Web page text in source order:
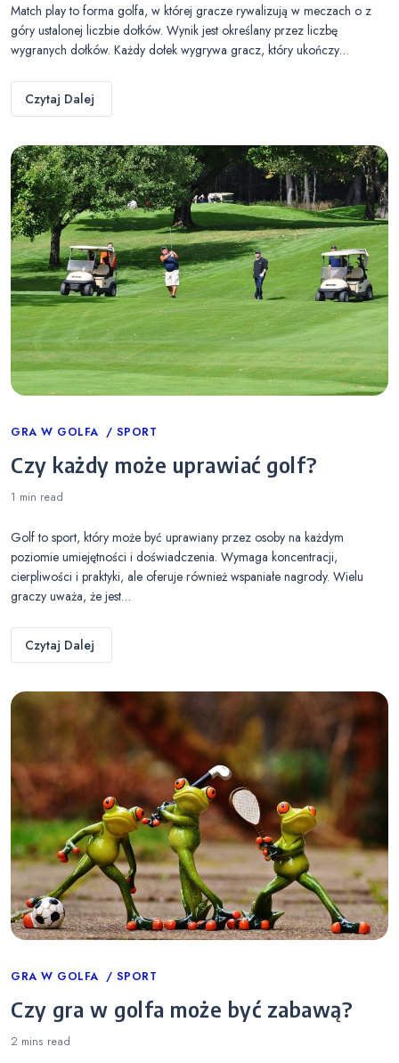
Match play to forma golfa, w której gracze rywalizują w meczach o z
góry ustalonej liczbie dołków. Wynik jest określany przez liczbę
wygranych dołków. Każdy dołek wygrywa gracz, który ukończy…
Czytaj Dalej
Categories
GRA W GOLFA SPORT
Czy każdy może uprawiać golf?
1 min read
Golf to sport, który może być uprawiany przez osoby na każdym
poziomie umiejętności i doświadczenia. Wymaga koncentracji,
cierpliwości i praktyki, ale oferuje również wspaniałe nagrody. Wielu
graczy uważa, że jest…
Czytaj Dalej
Categories
GRA W GOLFA SPORT
Czy gra w golfa może być zabawą?
2 mins read